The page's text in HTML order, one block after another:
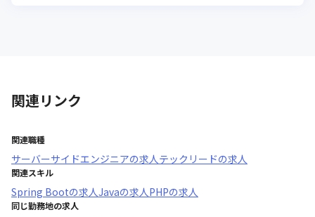
関連リンク
関連職種
サーバーサイドエンジニアの求人テックリードの求人
関連スキル
Spring Bootの求人Javaの求人PHPの求人
同じ勤務地の求人